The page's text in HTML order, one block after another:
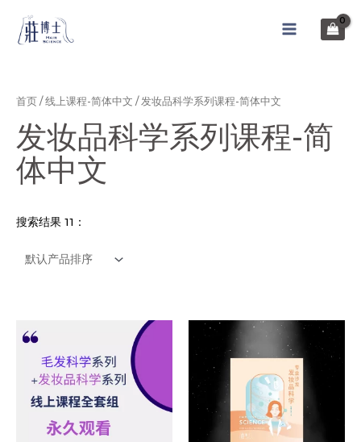
MAIN
首页 /线上课程-简体中文 / 发妆品科学系列课程-简体中文
发妆品科学系列课程-简
体中文
搜索结果 11：